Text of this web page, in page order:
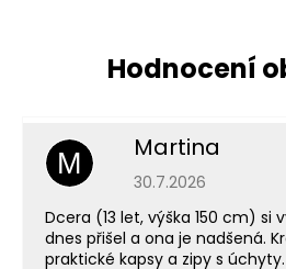
M Martina
Hodnocení obchodu
30.7.2026
Dcera (13 let, výška 150 cm) si
dnes přišel a ona je nadšená.
praktické kapsy a zipy s úchyty.